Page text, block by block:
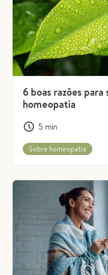
6 boas razões
homeopatia
5 min
Sobre homeopatia